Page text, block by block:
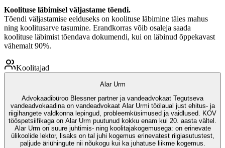
Koolituse läbimisel väljastame tõendi.
Tõendi väljastamise eelduseks on koolituse läbimine täies mahus
ning koolitusarve tasumine. Erandkorras võib osaleja saada
koolituse läbimist tõendava dokumendi, kui on läbinud õppekavast
vähemalt 90%.
Koolitajad
Alar Urm
Advokaadibüroo Blessner partner ja vandeadvokaat Tegutseva
vandeadvokaadina on vandeadvokaat Alar Urmi töölaual just ehitus- ja
riigihangete valdkonna lepingud, probleemküsimused ja vaidlused. KOV
tööspetsiifikaga on Alar Urm puutunud kokku enam kui 20. aasta vältel.
Alar Urm on suure juhtimis- ning koolitajakogemusega: on erinevate
ülikoolide lektor, lisaks on tal juhi kogemus erinevatest riigiasutustest,
paljude äriühingute nii nõukogu kui ka juhatuse liikme kogemus.